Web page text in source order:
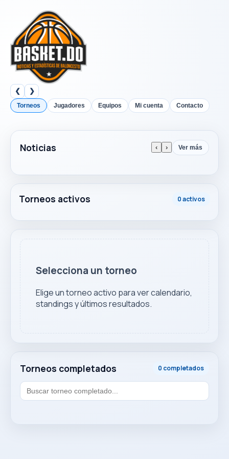
❮ ❯
Torneos Jugadores Equipos Mi cuenta Contacto
Noticias ‹ › Ver más
Torneos activos 0 activos
Torneos completados 0 completados
Selecciona un torneo
Elige un torneo activo para ver calendario,
standings y últimos resultados.